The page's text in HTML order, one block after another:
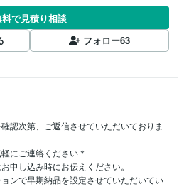
で見積り相談
フォロー63
認次第、ご返信させていただいておりま
にご連絡ください＊
申し込み時にお伝えください。
ンで早期納品を設定させていただいてい